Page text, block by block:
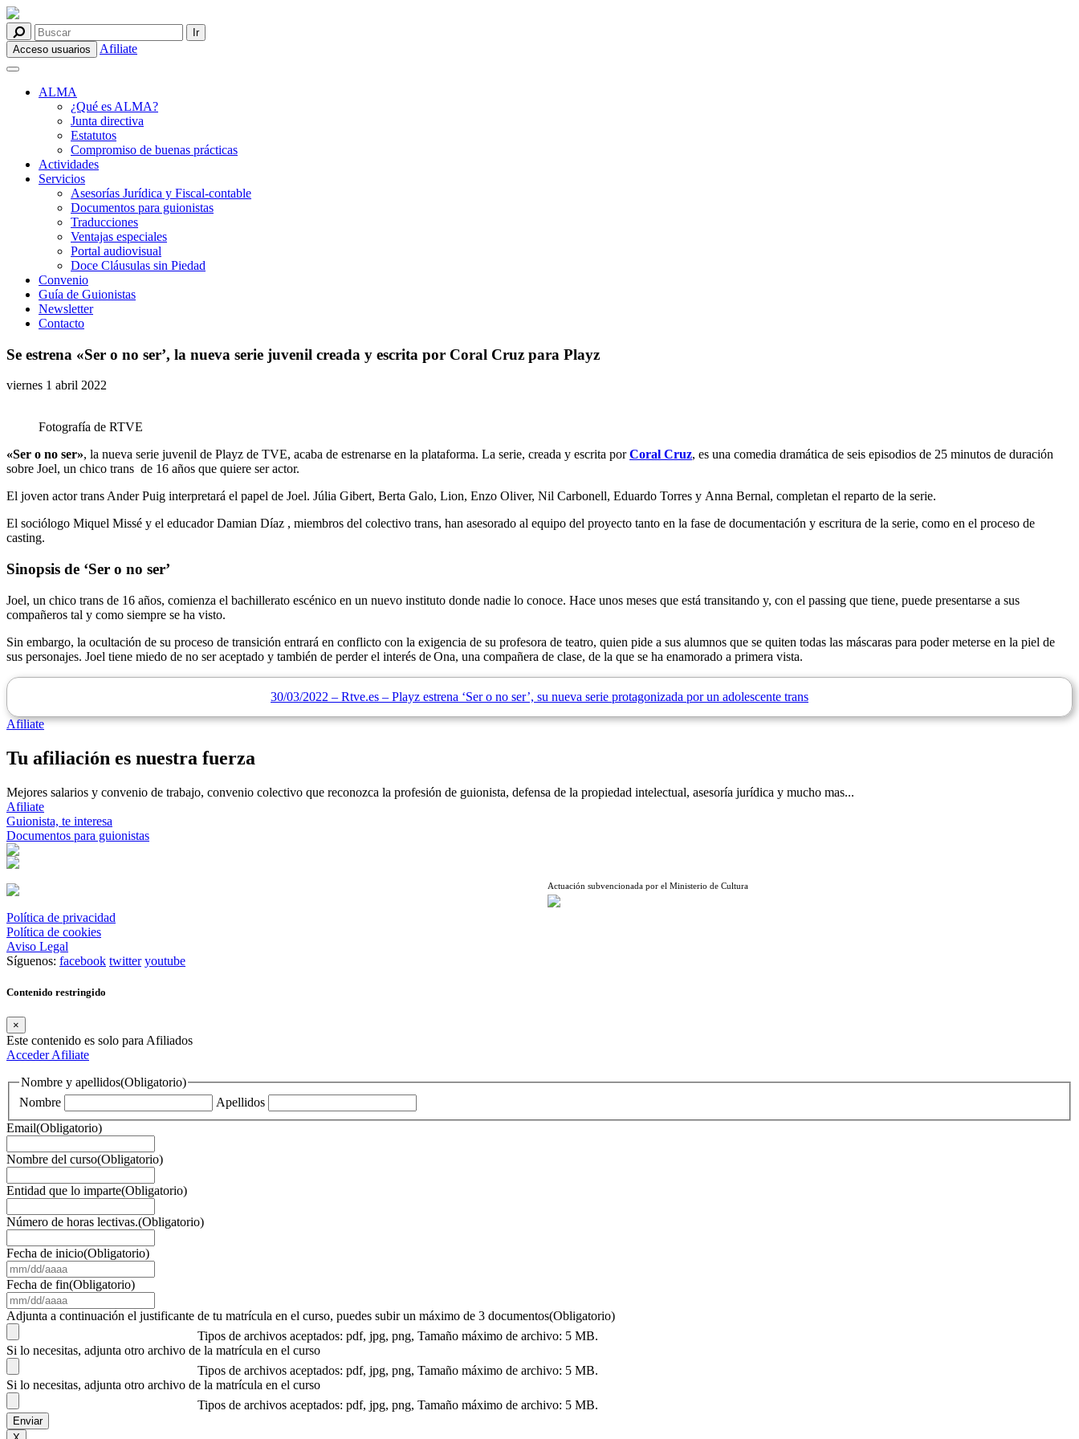
Acceso usuarios Afiliate
ALMA
¿Qué es ALMA?
Junta directiva
Estatutos
Compromiso de buenas prácticas
Actividades
Servicios
Asesorías Jurídica y Fiscal-contable
Documentos para guionistas
Traducciones
Ventajas especiales
Portal audiovisual
Doce Cláusulas sin Piedad
Convenio
Guía de Guionistas
Newsletter
Contacto
Se estrena «Ser o no ser’, la nueva serie juvenil creada y escrita por Coral Cruz para Playz
viernes 1 abril 2022
Fotografía de RTVE
«Ser o no ser», la nueva serie juvenil de Playz de TVE, acaba de estrenarse en la plataforma. La serie, creada y escrita porCoral Cruz, es una comedia dramática de seis episodios de 25 minutos de duración
sobre Joel, un chico trans de 16 años que quiere ser actor.
El joven actor trans Ander Puig interpretará el papel de Joel. Júlia Gibert, Berta Galo, Lion, Enzo Oliver, Nil Carbonell, Eduardo Torres y Anna Bernal, completan el reparto de la serie.
El sociólogo Miquel Missé y el educador Damian Díaz , miembros del colectivo trans, han asesorado al equipo del proyecto tanto en la fase de documentación y escritura de la serie, como en el proceso de
casting.
Sinopsis de ‘Ser o no ser’
Joel, un chico trans de 16 años, comienza el bachillerato escénico en un nuevo instituto donde nadie lo conoce. Hace unos meses que está transitando y, con el passing que tiene, puede presentarse a sus
compañeros tal y como siempre se ha visto.
Sin embargo, la ocultación de su proceso de transición entrará en conflicto con la exigencia de su profesora de teatro, quien pide a sus alumnos que se quiten todas las máscaras para poder meterse en la piel de
sus personajes. Joel tiene miedo de no ser aceptado y también de perder el interés de Ona, una compañera de clase, de la que se ha enamorado a primera vista.
30/03/2022 – Rtve.es – Playz estrena ‘Ser o no ser’, su nueva serie protagonizada por un adolescente trans
Afiliate
Tu afiliación es nuestra fuerza
Mejores salarios y convenio de trabajo, convenio colectivo que reconozca la profesión de guionista, defensa de la propiedad intelectual, asesoría jurídica y mucho mas...
Afiliate
Guionista, te interesa
Documentos para guionistas
Actuación subvencionada por el Ministerio de Cultura
Política de privacidad
Política de cookies
Aviso Legal
Síguenos: facebook twitter youtube
Contenido restringido
×
Este contenido es solo para Afiliados
AccederAfiliate
Nombre y apellidos(Obligatorio)
Nombre
Apellidos
Email(Obligatorio)
Nombre del curso(Obligatorio)
Entidad que lo imparte(Obligatorio)
Número de horas lectivas.(Obligatorio)
Fecha de inicio(Obligatorio)
barra
DD
barra
AAAA
Fecha de fin(Obligatorio)
barra
AAAA
Adjunta a continuación el justificante de tu matrícula en el curso, puedes subir un máximo de 3 documentos(Obligatorio)
Tipos de archivos aceptados: pdf, jpg, png, Tamaño máximo de archivo: 5 MB.
Si lo necesitas, adjunta otro archivo de la matrícula en el curso
Tipos de archivos aceptados: pdf, jpg, png, Tamaño máximo de archivo: 5 MB.
Si lo necesitas, adjunta otro archivo de la matrícula en el curso
Tipos de archivos aceptados: pdf, jpg, png, Tamaño máximo de archivo: 5 MB.